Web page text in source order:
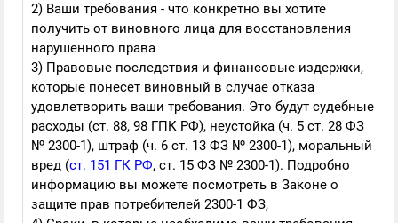
2) Ваши требования - что конкретно вы хотите
получить от виновного лица для восстановления
нарушенного права
3) Правовые последствия и финансовые издержки,
которые понесет виновный в случае отказа
удовлетворить ваши требования. Это будут судебные
расходы (ст. 88, 98 ГПК РФ), неустойка (ч. 5 ст. 28 ФЗ
№ 2300-1), штраф (ч. 6 ст. 13 ФЗ № 2300-1), моральный
вред (ст. 151 ГК РФ, ст. 15 ФЗ № 2300-1). Подробно
информацию вы можете посмотреть в Законе о
защите прав потребителей 2300-1 ФЗ,